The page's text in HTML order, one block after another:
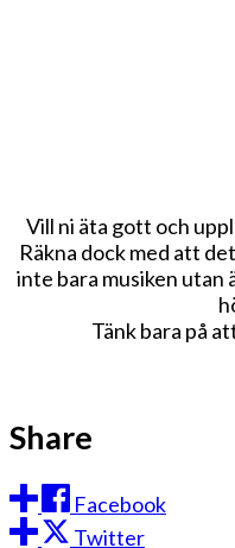
Vill ni äta gott och
Räkna dock med att
inte bara musiken utan
Tänk bara på
Share
Facebook
Twitter